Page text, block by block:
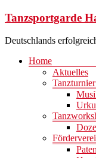
Zum
springen
Tanzsportgarde
Deutschlands
Menü
Home
Aktuelles